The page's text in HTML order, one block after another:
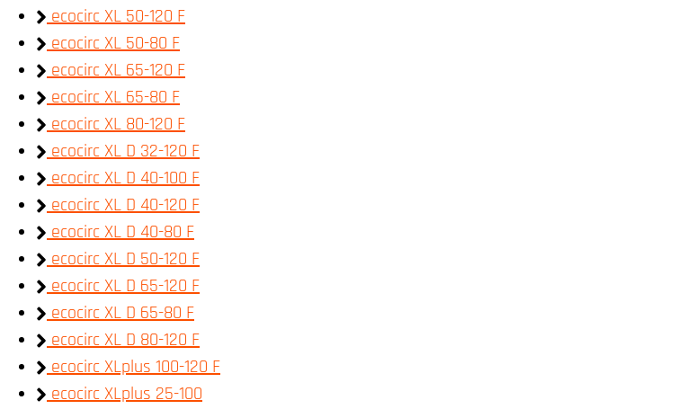
ecocirc XL 50-120 F
ecocirc XL 50-80 F
ecocirc XL 65-120 F
ecocirc XL 65-80 F
ecocirc XL 80-120 F
ecocirc XL D 32-120 F
ecocirc XL D 40-100 F
ecocirc XL D 40-120 F
ecocirc XL D 40-80 F
ecocirc XL D 50-120 F
ecocirc XL D 65-120 F
ecocirc XL D 65-80 F
ecocirc XL D 80-120 F
ecocirc XLplus 100-120 F
ecocirc XLplus 25-100